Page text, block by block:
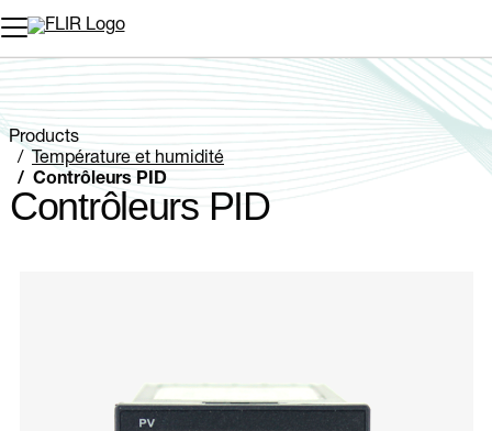
Unread messages
Modèle
Supprimer
articles
Ajouter au panier
Ajouté au panier
Products
Température et humidité
Contrôleurs PID
Contrôleurs PID